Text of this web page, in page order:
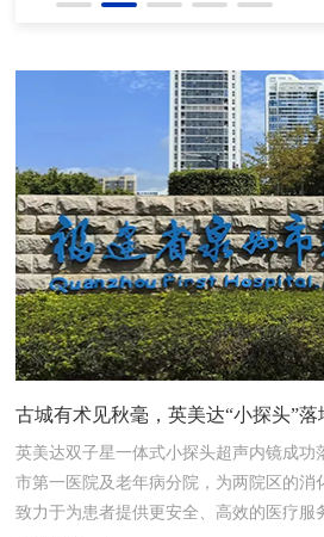
古城有术见秋毫，英美达“小探头”落
英美达双子星一体式小探头超声内镜成功
市第一医院及老年病分院，为两院区的消
致力于为患者提供更安全、高效的医疗服